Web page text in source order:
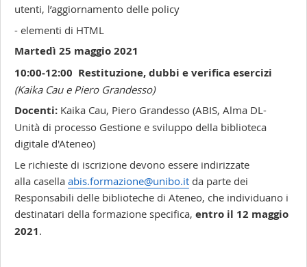
utenti, l’aggiornamento delle policy
- elementi di HTML
Martedì 25 maggio 2021
10:00-12:00 Restituzione, dubbi e verifica esercizi
(Kaika Cau e Piero Grandesso)
Docenti:Kaika Cau, Piero Grandesso (ABIS, Alma DL-
Unità di processo Gestione e sviluppo della biblioteca
digitale d'Ateneo)
Le richieste di iscrizione devono essere indirizzate
alla casella abis.formazione@unibo.itda parte dei
Responsabili delle biblioteche di Ateneo, che individuano i
destinatari della formazione specifica, entro il 12 maggio
2021.